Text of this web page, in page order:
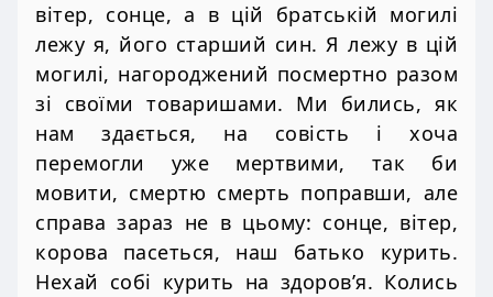
вітер, сонце, а в цій братській могилі
лежу я, його старший син. Я лежу в цій
могилі, нагороджений посмертно разом
зі своїми товаришами. Ми бились, як
нам здається, на совість і хоча
перемогли уже мертвими, так би
мовити, смертю смерть поправши, але
справа зараз не в цьому: сонце, вітер,
корова пасеться, наш батько курить.
Нехай собі курить на здоров’я. Колись